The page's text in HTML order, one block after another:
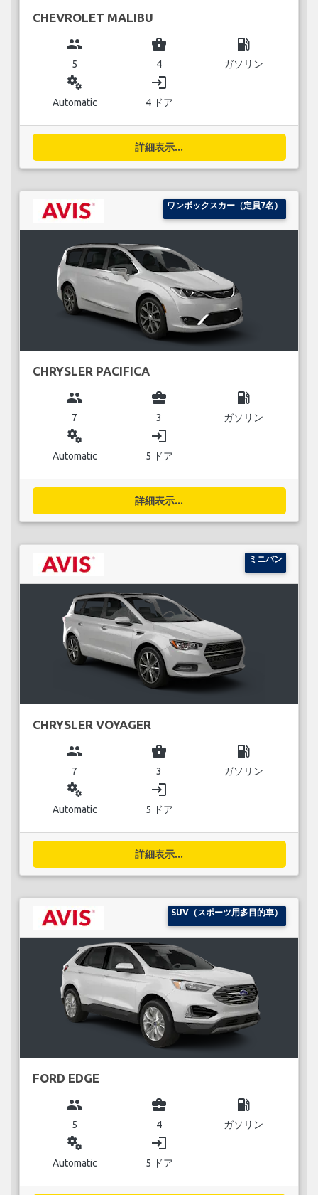
CHEVROLET MALIBU
group
5
business_center
4
local_gas_station
ガソリン
miscellaneous_services
Automatic
login
4 ドア
詳細表示...
ワンボックスカー（定員7名）
CHRYSLER PACIFICA
group
7
business_center
3
local_gas_station
ガソリン
miscellaneous_services
Automatic
login
5 ドア
詳細表示...
ミニバン
CHRYSLER VOYAGER
group
7
business_center
3
local_gas_station
ガソリン
miscellaneous_services
Automatic
login
5 ドア
詳細表示...
SUV（スポーツ用多目的車）
FORD EDGE
group
5
business_center
4
local_gas_station
ガソリン
miscellaneous_services
Automatic
login
5 ドア